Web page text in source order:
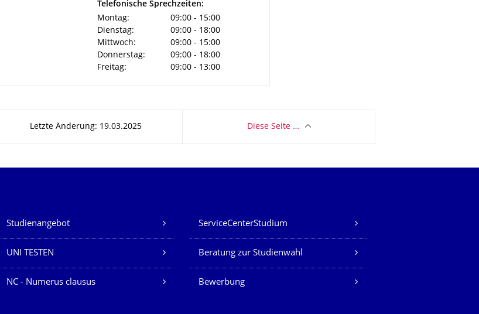
Telefonische Sprechzeiten:
Montag:
09:00 - 15:00
Dienstag:
09:00 - 18:00
Mittwoch:
09:00 - 15:00
Donnerstag:
09:00 - 18:00
Freitag:
09:00 - 13:00
Letzte Änderung: 19.03.2025 Diese Seite …
Unsere Dienste
Studienangebot ServiceCenterStudium
UNI TESTEN Beratung zur Studienwahl
NC - Numerus clausus Bewerbung